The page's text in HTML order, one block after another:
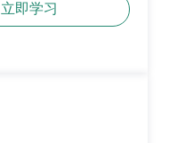
立即学习